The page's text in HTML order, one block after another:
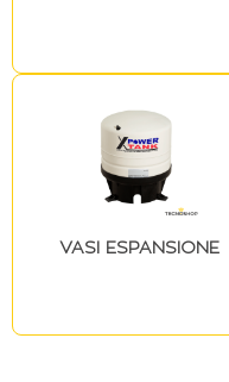
VASI ESPANSIONE